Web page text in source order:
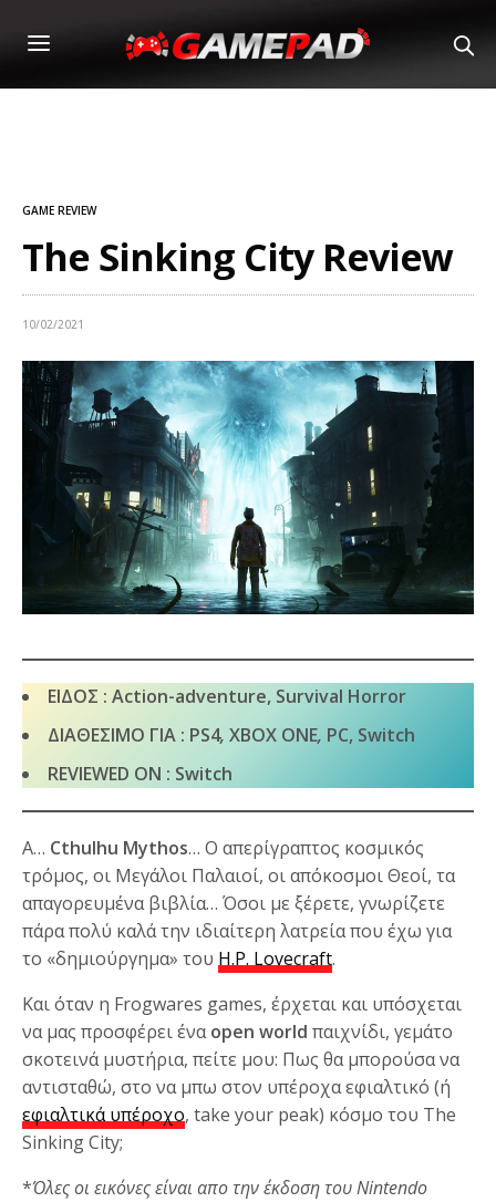
GAME REVIEW
The Sinking City Review
10/02/2021
ΕΙΔΟΣ : Action-adventure, Survival Horror
ΔΙΑΘΕΣΙΜΟ ΓΙΑ : PS4, XBOX ONE, PC, Switch
REVIEWED ON : Switch
A… Cthulhu Mythos… Ο απερίγραπτος κοσμικός
τρόμος, οι Μεγάλοι Παλαιοί, οι απόκοσμοι Θεοί, τα
απαγορευμένα βιβλία… Όσοι με ξέρετε, γνωρίζετε
πάρα πολύ καλά την ιδιαίτερη λατρεία που έχω για
το «δημιούργημα» τουH.P. Lovecraft.
Και όταν η Frogwares games, έρχεται και υπόσχεται
να μας προσφέρει έναopen world παιχνίδι, γεμάτο
σκοτεινά μυστήρια, πείτε μου: Πως θα μπορούσα να
αντισταθώ, στο να μπω στον υπέροχα εφιαλτικό (ή
εφιαλτικά υπέροχο, take your peak) κόσμο του The
Sinking City;
*Όλες οι εικόνες είναι απο την έκδοση του Nintendo